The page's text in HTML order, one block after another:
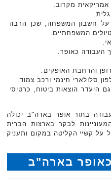
מקרוב.
על חשבון המשפחה, שכן הרבה
המשפחתיים.
העבודה כאופר.
והרחבת האופקים.
סלולארי חינמי ורכב צמוד.
היעדר הוצאות ביטוח, כרטיסי
בתור אופר בארה"ב יכולה
לבקר בארצות הברית
קשיי הקליטה במקום ותעניק
בארה"ב